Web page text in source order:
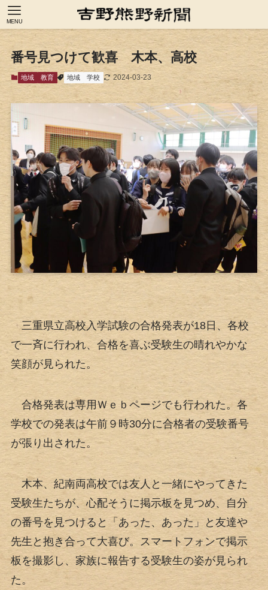
MENU
番号見つけて歓喜 木本、高校
地域 教育 地域 学校 2024-03-23
三重県立高校入学試験の合格発表が18日、各校
で一斉に行われ、合格を喜ぶ受験生の晴れやかな
笑顔が見られた。
合格発表は専用Ｗｅｂページでも行われた。各
学校での発表は午前９時30分に合格者の受験番号
が張り出された。
木本、紀南両高校では友人と一緒にやってきた
受験生たちが、心配そうに掲示板を見つめ、自分
の番号を見つけると「あった、あった」と友達や
先生と抱き合って大喜び。スマートフォンで掲示
板を撮影し、家族に報告する受験生の姿が見られ
た。